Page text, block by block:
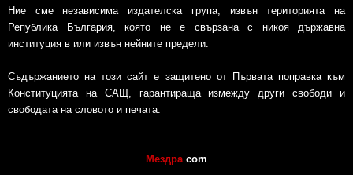
Ние сме независима издателска група, извън територията на
Република България, която не е свързана с никоя държавна
институция в или извън нейните предели.
Съдържанието на този сайт е защитено от Първата поправка към
Конституцията на САЩ, гарантираща измежду други свободи и
свободата на словото и печата.
Мездра com